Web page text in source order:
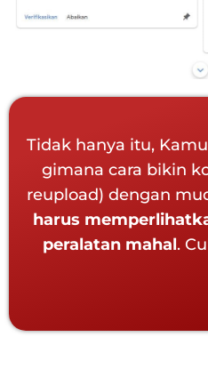
Tidak hanya itu,
gimana cara bikin
reupload) dengan
harus
peralatan mahal.